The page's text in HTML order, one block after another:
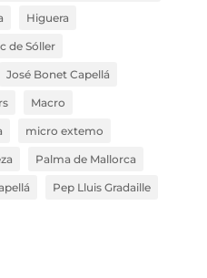
Higuera
de Sóller
José Bonet Capellá
Macro
micro extemo
Palma de Mallorca
Pep Lluis Gradaille